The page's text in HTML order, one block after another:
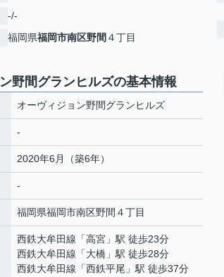
-/-
福岡県福岡市南区野間 ４丁目
野間グランヒルズの基本情報
オーヴィジョン野間グランヒルズ
-
2020年6月（築6年）
-
福岡県福岡市南区野間 ４丁目
西鉄大牟田線 「高宮 」駅 徒歩23分
西鉄大牟田線 「大橋 」駅 徒歩28分
西鉄大牟田線 「西鉄平尾 」駅 徒歩37分